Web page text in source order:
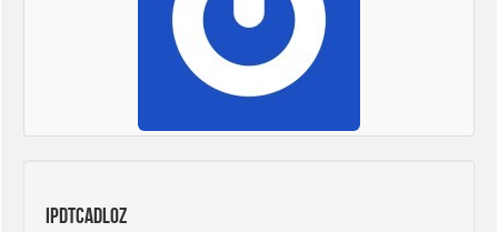
ipdtcadloz